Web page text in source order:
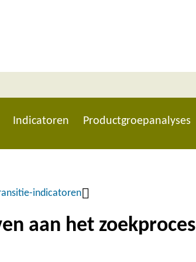
Indicatoren Productgroepanalyses
indicatoren
aan het zoekproces